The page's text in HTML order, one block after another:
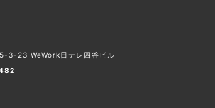
3-23 WeWork日テレ四谷ビル